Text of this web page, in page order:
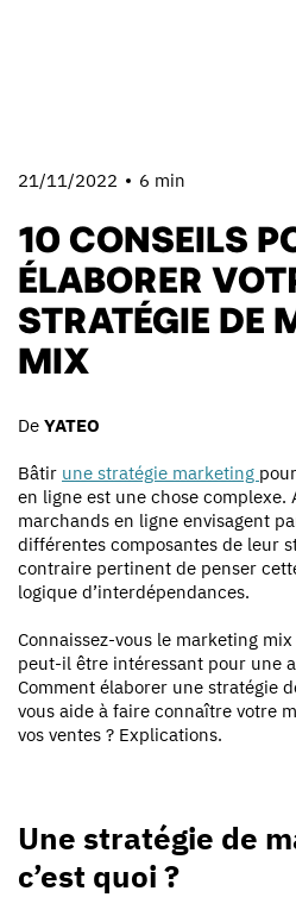
21/11/2022 6 min
10 CONSEILS
ÉLABORER
STRATÉGIE DE
MIX
De YATEO
Bâtir une stratégie marketing
en ligne est une chose complexe.
marchands en ligne envisagent
différentes composantes de leur
contraire pertinent de penser
logique d’interdépendances.
Connaissez-vous le marketing
peut-il être intéressant pour une
Comment élaborer une stratégie
vous aide à faire connaître votre
vos ventes ? Explications.
Une stratégie de
c’est quoi ?